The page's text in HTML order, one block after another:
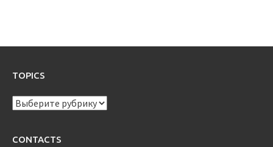
TOPICS
TOPICS
CONTACTS